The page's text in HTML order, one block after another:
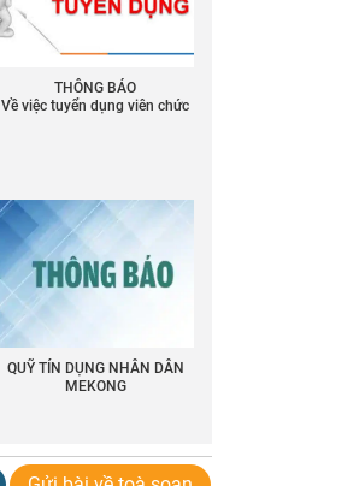
THÔNG BÁO
Về việc tuyển dụng viên chức
QUỸ TÍN DỤNG NHÂN DÂN
MEKONG